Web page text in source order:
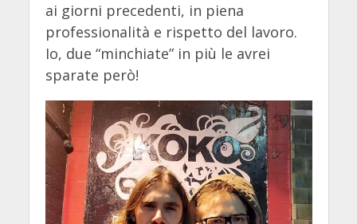
ai giorni precedenti, in piena
professionalità e rispetto del lavoro.
Io, due “minchiate” in più le avrei
sparate però!